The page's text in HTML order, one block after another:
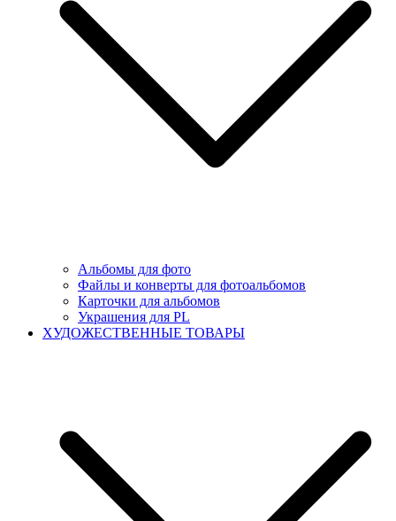
Альбомы для фото
Файлы и конверты для фотоальбомов
Карточки для альбомов
Украшения для PL
ХУДОЖЕСТВЕННЫЕ ТОВАРЫ